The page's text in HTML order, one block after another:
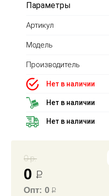
Параметры
Артикул
Модель
Производитель
Нет в наличии
Нет в наличии
Нет в наличии
0 р.
0Р
Опт: 0Р